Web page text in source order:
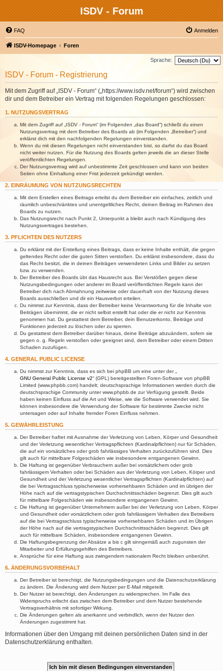
ISDV - Forum
FAQ Anmelden
ISDV-Homepage Foren
Sprache:
ISDV - Forum - Registrierung
Mit dem Zugriff auf „ISDV - Forum“ („https://www.isdv.net/forum“) wird zwischen
dir und dem Betreiber ein Vertrag mit folgenden Regelungen geschlossen:
1. NUTZUNGSVERTRAG
Mit dem Zugriff auf „ISDV - Forum“ (im Folgenden „das Board“) schließt du einen
Nutzungsvertrag mit dem Betreiber des Boards ab (im Folgenden „Betreiber“) und
erklärst dich mit den nachfolgenden Regelungen einverstanden.
Wenn du mit diesen Regelungen nicht einverstanden bist, so darfst du das Board
nicht weiter nutzen. Für die Nutzung des Boards gelten jeweils die an dieser Stelle
veröffentlichten Regelungen.
Der Nutzungsvertrag wird auf unbestimmte Zeit geschlossen und kann von beiden
Seiten ohne Einhaltung einer Frist jederzeit gekündigt werden.
2. EINRÄUMUNG VON NUTZUNGSRECHTEN
Mit dem Erstellen eines Beitrags erteilst du dem Betreiber ein einfaches, zeitlich und
räumlich unbeschränktes und unentgeltliches Recht, deinen Beitrag im Rahmen des
Boards zu nutzen.
Das Nutzungsrecht nach Punkt 2, Unterpunkt a bleibt auch nach Kündigung des
Nutzungsvertrages bestehen.
3. PFLICHTEN DES NUTZERS
Du erklärst mit der Erstellung eines Beitrags, dass er keine Inhalte enthält, die gegen
geltendes Recht oder die guten Sitten verstoßen. Du erklärst insbesondere, dass du
das Recht besitzt, die in deinen Beiträgen verwendeten Links und Bilder zu setzen
bzw. zu verwenden.
Der Betreiber des Boards übt das Hausrecht aus. Bei Verstößen gegen diese
Nutzungsbedingungen oder anderer im Board veröffentlichten Regeln kann der
Betreiber dich nach Abmahnung zeitweise oder dauerhaft von der Nutzung dieses
Boards ausschließen und dir ein Hausverbot erteilen.
Du nimmst zur Kenntnis, dass der Betreiber keine Verantwortung für die Inhalte von
Beiträgen übernimmt, die er nicht selbst erstellt hat oder die er nicht zur Kenntnis
genommen hat. Du gestattest dem Betreiber, dein Benutzerkonto, Beiträge und
Funktionen jederzeit zu löschen oder zu sperren.
Du gestattest dem Betreiber darüber hinaus, deine Beiträge abzuändern, sofern sie
gegen o. g. Regeln verstoßen oder geeignet sind, dem Betreiber oder einem Dritten
Schaden zuzufügen.
4. GENERAL PUBLIC LICENSE
Du nimmst zur Kenntnis, dass es sich bei phpBB um eine unter der „
GNU General Public License v2“ (GPL) bereitgestellten Foren-Software von phpBB
Limited (www.phpbb.com) handelt; deutschsprachige Informationen werden durch die
deutschsprachige Community unter www.phpbb.de zur Verfügung gestellt. Beide
haben keinen Einfluss auf die Art und Weise, wie die Software verwendet wird. Sie
können insbesondere die Verwendung der Software für bestimmte Zwecke nicht
untersagen oder auf Inhalte fremder Foren Einfluss nehmen.
5. GEWÄHRLEISTUNG
Der Betreiber haftet mit Ausnahme der Verletzung von Leben, Körper und Gesundheit
und der Verletzung wesentlicher Vertragspflichten (Kardinalpflichten) nur für Schäden,
die auf ein vorsätzliches oder grob fahrlässiges Verhalten zurückzuführen sind. Dies
gilt auch für mittelbare Folgeschäden wie insbesondere entgangenen Gewinn.
Die Haftung ist gegenüber Verbrauchern außer bei vorsätzlichem oder grob
fahrlässigem Verhalten oder bei Schäden aus der Verletzung von Leben, Körper und
Gesundheit und der Verletzung wesentlicher Vertragspflichten (Kardinalpflichten) auf
die bei Vertragsschluss typischerweise vorhersehbaren Schäden und im übrigen der
Höhe nach auf die vertragstypischen Durchschnittsschäden begrenzt. Dies gilt auch
für mittelbare Folgeschäden wie insbesondere entgangenen Gewinn.
Die Haftung ist gegenüber Unternehmern außer bei der Verletzung von Leben, Körper
und Gesundheit oder vorsätzlichem oder grob fahrlässigem Verhalten des Betreibers
auf die bei Vertragsschluss typischerweise vorhersehbaren Schäden und im Übrigen
der Höhe nach auf die vertragstypischen Durchschnittsschäden begrenzt. Dies gilt
auch für mittelbare Schäden, insbesondere entgangenen Gewinn.
Die Haftungsbegrenzung der Absätze a bis c gilt sinngemäß auch zugunsten der
Mitarbeiter und Erfüllungsgehilfen des Betreibers.
Ansprüche für eine Haftung aus zwingendem nationalem Recht bleiben unberührt.
6. ÄNDERUNGSVORBEHALT
Der Betreiber ist berechtigt, die Nutzungsbedingungen und die Datenschutzerklärung
zu ändern. Die Änderung wird dem Nutzer per E-Mail mitgeteilt.
Der Nutzer ist berechtigt, den Änderungen zu widersprechen. Im Falle des
Widerspruchs erlischt das zwischen dem Betreiber und dem Nutzer bestehende
Vertragsverhältnis mit sofortiger Wirkung.
Die Änderungen gelten als anerkannt und verbindlich, wenn der Nutzer den
Änderungen zugestimmt hat.
Informationen über den Umgang mit deinen persönlichen Daten sind in der
Datenschutzerklärung enthalten.